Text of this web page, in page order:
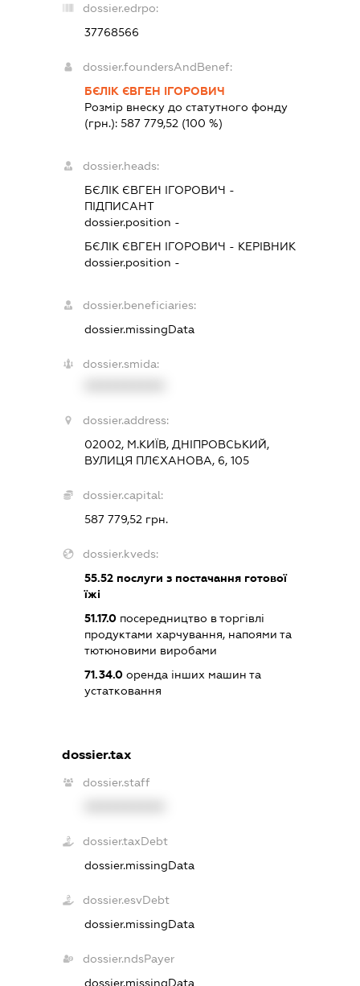
dossier.edrpo:
37768566
dossier.foundersAndBenef:
БЄЛІК ЄВГЕН ІГОРОВИЧ
Розмір внеску до статутного фонду
(грн.):587 779,52 (100 %)
dossier.heads:
БЄЛІК ЄВГЕН ІГОРОВИЧ -
ПІДПИСАНТ
dossier.position -
БЄЛІК ЄВГЕН ІГОРОВИЧ - КЕРІВНИК
dossier.position -
dossier.beneficiaries:
dossier.missingData
dossier.smida:
dossier.address:
02002, М.КИЇВ, ДНІПРОВСЬКИЙ,
ВУЛИЦЯ ПЛЄХАНОВА, 6, 105
dossier.capital:
587 779,52 грн.
dossier.kveds:
55.52 послуги з постачання готової
їжі
51.17.0 посередництво в торгівлі
продуктами харчування, напоями та
тютюновими виробами
71.34.0 оренда інших машин та
устатковання
dossier.tax
dossier.staff
dossier.taxDebt
dossier.missingData
dossier.esvDebt
dossier.missingData
dossier.ndsPayer
dossier.missingData